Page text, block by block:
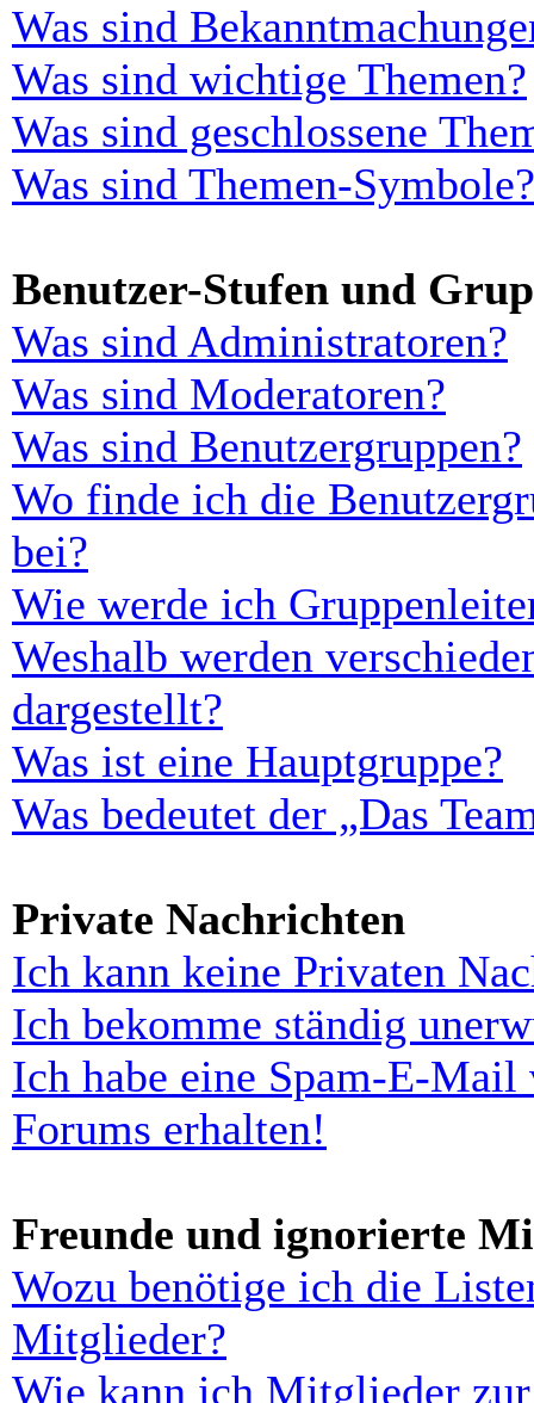
Was sind
Was sind wichtige Themen?
Was sind geschlossene
Was sind Themen-Symbole?
Benutzer-Stufen und
Was sind Administratoren?
Was sind Moderatoren?
Was sind Benutzergruppen?
Wo finde ich die
bei?
Wie werde ich
Weshalb werden
dargestellt?
Was ist eine Hauptgruppe?
Was bedeutet der „Das
Private Nachrichten
Ich kann keine Privaten
Ich bekomme ständig
Ich habe eine Spam-E-
Forums erhalten!
Freunde und ignorierte
Wozu benötige ich die
Mitglieder?
Wie kann ich Mitglieder